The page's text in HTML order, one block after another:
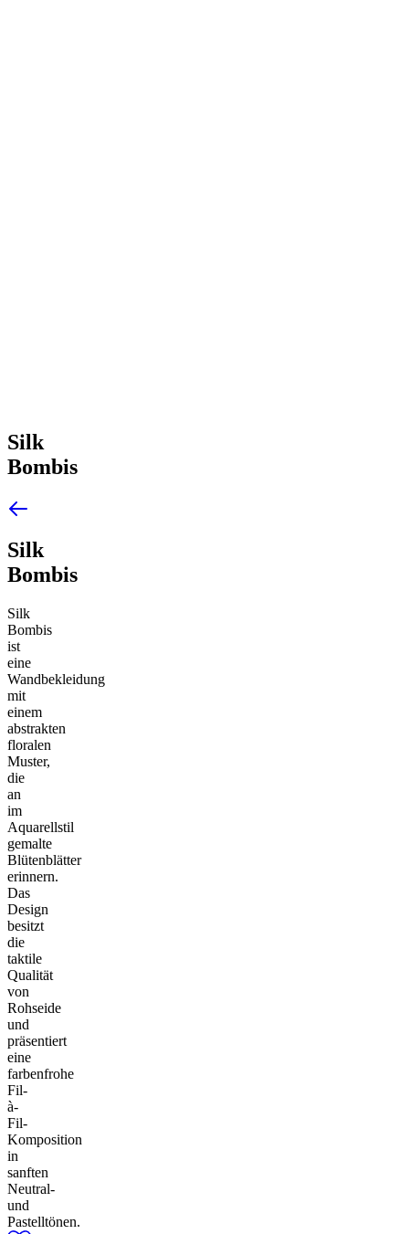
Silk
Bombis
Silk
Bombis
Silk
Bombis
ist
eine
Wandbekleidung
mit
einem
abstrakten
floralen
Muster,
die
an
im
Aquarellstil
gemalte
Blütenblätter
erinnern.
Das
Design
besitzt
die
taktile
Qualität
von
Rohseide
und
präsentiert
eine
farbenfrohe
Fil-
à-
Fil-
Komposition
in
sanften
Neutral-
und
Pastelltönen.